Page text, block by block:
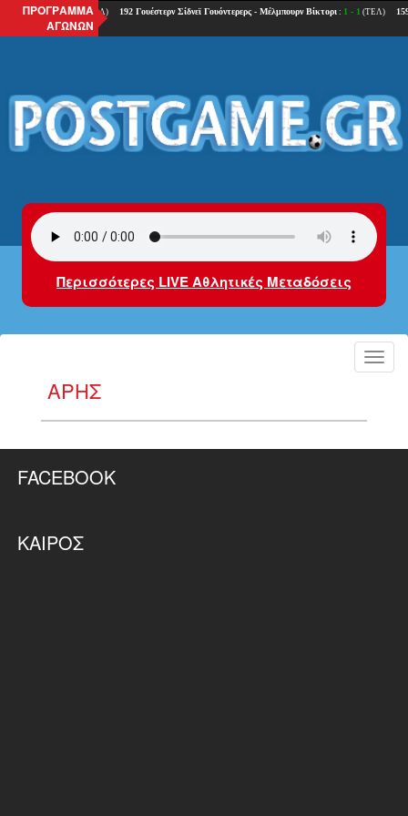
ΠΡΟΓΡΑΜΜΑ
ΑΓΩΝΩΝ
Περισσότερες LIVE Αθλητικές Μεταδόσεις
ΆΡΗΣ
FACEBOOK
ΚΑΙΡΌΣ